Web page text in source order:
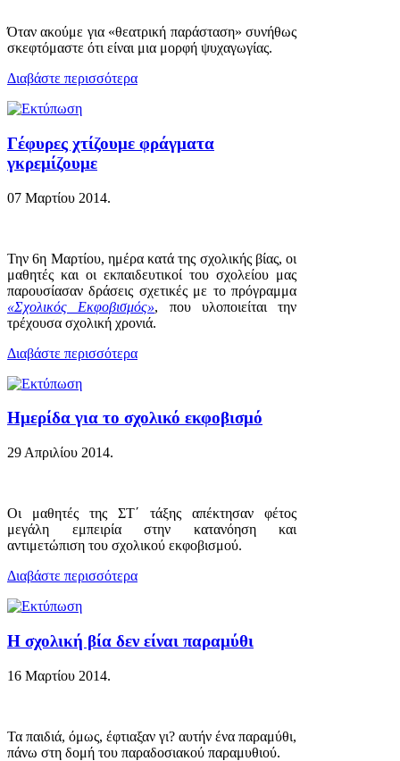
Όταν ακούμε για «θεατρική παράσταση» συνήθως
σκεφτόμαστε ότι είναι μια μορφή ψυχαγωγίας.
Διαβάστε περισσότερα
Γέφυρες χτίζουμε φράγματα
γκρεμίζουμε
07 Μαρτίου 2014.
Την 6η Μαρτίου, ημέρα κατά της σχολικής βίας, οι
μαθητές και οι εκπαιδευτικοί του σχολείου μας
παρουσίασαν δράσεις σχετικές με το πρόγραμμα
«Σχολικός Εκφοβισμός», που υλοποιείται την
τρέχουσα σχολική χρονιά.
Διαβάστε περισσότερα
Ημερίδα για το σχολικό εκφοβισμό
29 Απριλίου 2014.
Οι μαθητές της ΣΤ΄ τάξης απέκτησαν φέτος
μεγάλη εμπειρία στην κατανόηση και
αντιμετώπιση του σχολικού εκφοβισμού.
Διαβάστε περισσότερα
Η σχολική βία δεν είναι παραμύθι
16 Μαρτίου 2014.
Τα παιδιά, όμως, έφτιαξαν γι? αυτήν ένα παραμύθι,
πάνω στη δομή του παραδοσιακού παραμυθιού.